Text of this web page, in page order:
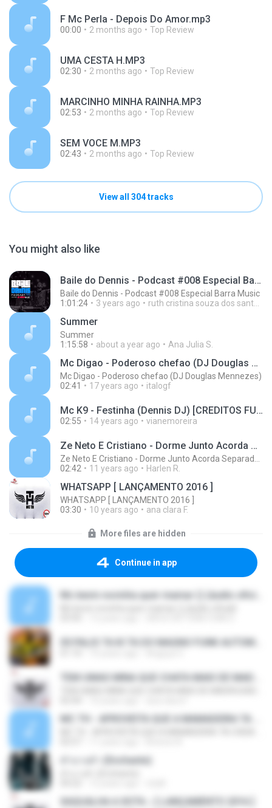
F Mc Perla - Depois Do Amor.mp3
00:00 2 months ago Top Review
UMA CESTA H.MP3
02:30 2 months ago Top Review
MARCINHO MINHA RAINHA.MP3
02:53 2 months ago Top Review
SEM VOCE M.MP3
02:43 2 months ago Top Review
View all 304 tracks
You might also like
Baile do Dennis - Podcast #008 Especial Barra Music
Baile do Dennis - Podcast #008 Especial Barra Music
1:01:24
3 years ago ruth cristina souza dos santos R.
Summer
Summer
1:15:58
about a year ago Ana Julia S.
Mc Digao - Poderoso chefao (DJ Douglas Mennezes)
Mc Digao - Poderoso chefao (DJ Douglas Mennezes)
02:41
17 years ago italogf
Mc K9 - Festinha (Dennis DJ) [CREDITOS FUNK NEUROTICO.NET].mp3
02:55 14 years ago vianemoreira
Ze Neto E Cristiano - Dorme Junto Acorda Separado - Top 20 Sertanejas de 2015
02:42
11 years ago Harlen R.
WHATSAPP [ LANÇAMENTO 2016 ]
WHATSAPP [ LANÇAMENTO 2016 ]
03:30
10 years ago ana clara F.
More files are hidden
Continue in app
คำบางคำ (Enchante)
XAQUALHA A XOTA ♪ [ LANÇAMENTO 2016 ]